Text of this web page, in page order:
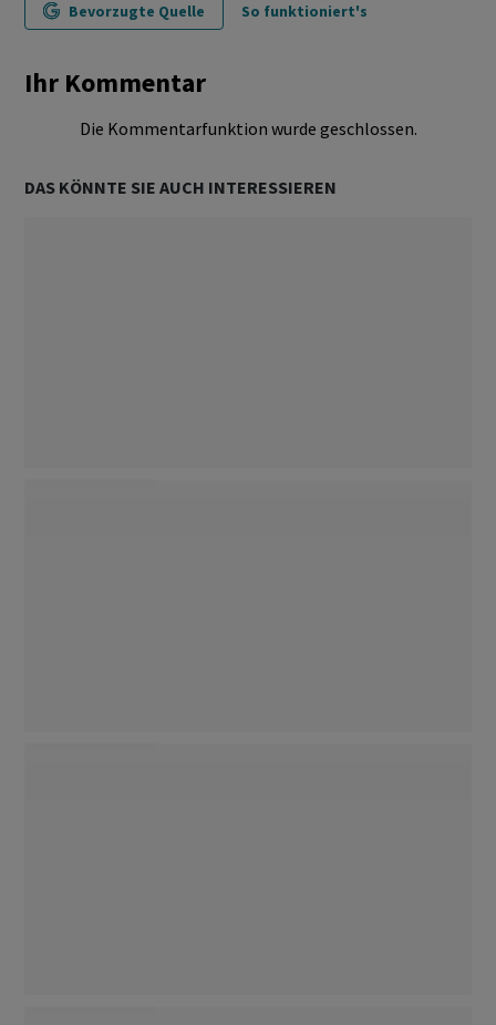
Bevorzugte Quelle So funktioniert's
Ihr Kommentar
Die Kommentarfunktion wurde geschlossen.
DAS KÖNNTE SIE AUCH INTERESSIEREN